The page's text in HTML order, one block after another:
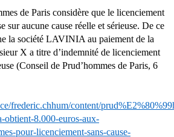
de Paris considère que le licenciement
sur aucune cause réelle et sérieuse. De ce
la société LAVINIA au paiement de la
X a titre d’indemnité de licenciement
(Conseil de Prud’hommes de Paris, 6
frederic.chhum/content/
obtient-8.000-euros-aux-
pour-licenciement-sans-cause-